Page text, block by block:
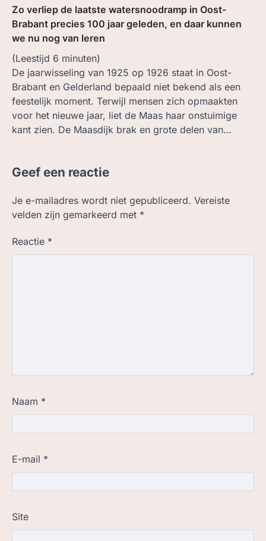
Zo verliep de laatste watersnoodramp in Oost-
Brabant precies 100 jaar geleden, en daar kunnen
we nu nog van leren
(Leestijd 6 minuten)
De jaarwisseling van 1925 op 1926 staat in Oost-
Brabant en Gelderland bepaald niet bekend als een
feestelijk moment. Terwijl mensen zich opmaakten
voor het nieuwe jaar, liet de Maas haar onstuimige
kant zien. De Maasdijk brak en grote delen van…
Geef een reactie
Je e-mailadres wordt niet gepubliceerd. Vereiste
velden zijn gemarkeerd met *
Reactie *
Naam *
E-mail *
Site